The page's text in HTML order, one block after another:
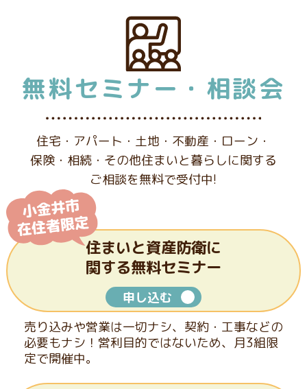
無料セミナー・相談会
住宅・アパート・土地・不動産・ローン・
保険・相続・その他住まいと暮らしに関する
ご相談を無料で受付中!
住まいと資産防衛に
関する無料セミナー
申し込む
売り込みや営業は一切ナシ、契約・工事などの
必要もナシ！ 営利目的ではないため、月3組限
定で開催中。